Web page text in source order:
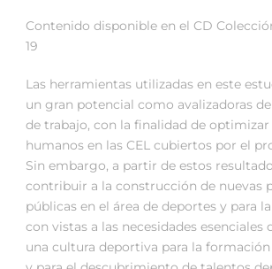
Contenido disponible en el CD
19
Las herramientas utilizadas en este
un gran potencial como avalizadoras
de trabajo, con la finalidad de
humanos en las CEL cubiertos por el
Sin embargo, a partir de estos
contribuir a la construcción de nuevas
públicas en el área de deportes y para
con vistas a las necesidades esenciales
una cultura deportiva para la